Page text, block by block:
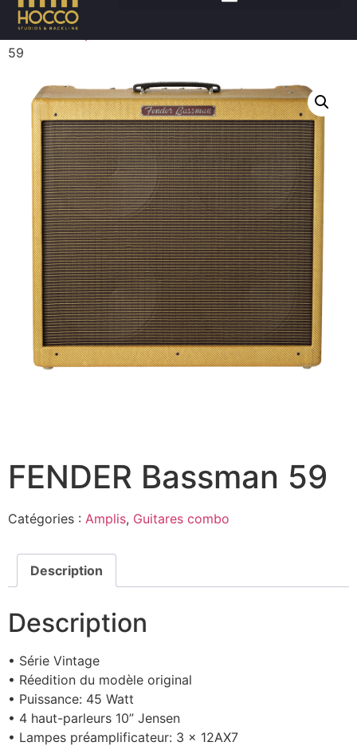
Accueil/Amplis
59
FENDER Bassman 59
Catégories : Amplis, Guitares combo
Description
Description
• Série Vintage
• Réedition du modèle original
• Puissance: 45 Watt
• 4 haut-parleurs 10” Jensen
• Lampes préamplificateur: 3 x 12AX7